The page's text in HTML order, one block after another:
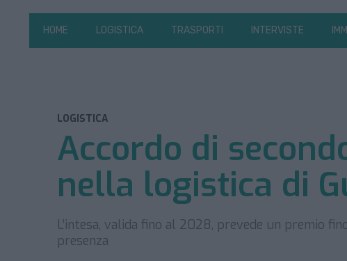
HOME LOGISTICA TRASPORTI INTERVISTE
LOGISTICA
Accordo di
nella logistica di
L’intesa, valida fino al 2028, prevede un premio
presenza